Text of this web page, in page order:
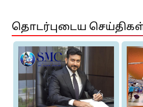
தொடர்புடைய